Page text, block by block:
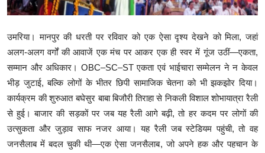
कोरोना वायरस
विडियो
Hindi
उमरिया। मानपुर की धरती पर रविवार को एक ऐसा दृश्य देखने को मिला, जहां
अलग-अलग वर्गों की आवाजें एक मंच पर आकर एक ही स्वर में गूंज उठीं—एकता,
सम्मान और अधिकार। OBC–SC–ST एकता एवं भाईचारा सम्मेलन ने न केवल
भीड़ जुटाई, बल्कि लोगों के भीतर छिपी सामाजिक चेतना को भी झकझोर दिया।
कार्यक्रम की शुरुआत बघेसुर बाबा बिजौरी तिराहा से निकली विशाल शोभायात्रा रैली
से हुई। बाजार की सड़कों पर जब यह रैली आगे बढ़ी, तो हर कदम पर लोगों की
उत्सुकता और जुड़ाव साफ नजर आया। यह रैली जब स्टेडियम पहुंची, तो वह
जनसैलाब में बदल चुकी थी—एक ऐसा जनसैलाब, जो अपने हक और पहचान के